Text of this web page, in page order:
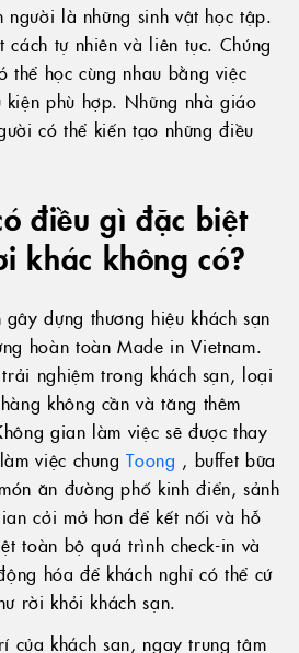
người là những sinh vật học tập.
cách tự nhiên và liên tục. Chúng
thể học cùng nhau bằng việc
kiện phù hợp. Những nhà giáo
có thể kiến tạo những điều
điều gì đặc biệt
khác không có?
dựng thương hiệu khách sạn
hoàn toàn Made in Vietnam.
nghiệm trong khách sạn, loại
không cần và tăng thêm
gian làm việc sẽ được thay
việc chungToong , buffet bữa
ăn đường phố kinh điển, sảnh
cởi mở hơn để kết nối và hỗ
toàn bộ quá trình check-in và
hóa để khách nghỉ có thể cứ
rời khỏi khách sạn.
của khách sạn, ngay trung tâm